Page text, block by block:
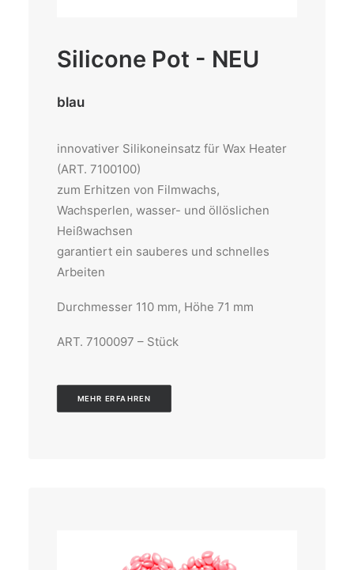
Silicone Pot - NEU
blau
innovativer Silikoneinsatz für Wax Heater
(ART. 7100100)
zum Erhitzen von Filmwachs,
Wachsperlen, wasser- und öllöslichen
Heißwachsen
garantiert ein sauberes und schnelles
Arbeiten
Durchmesser 110 mm, Höhe 71 mm
ART. 7100097 – Stück
MEHR ERFAHREN